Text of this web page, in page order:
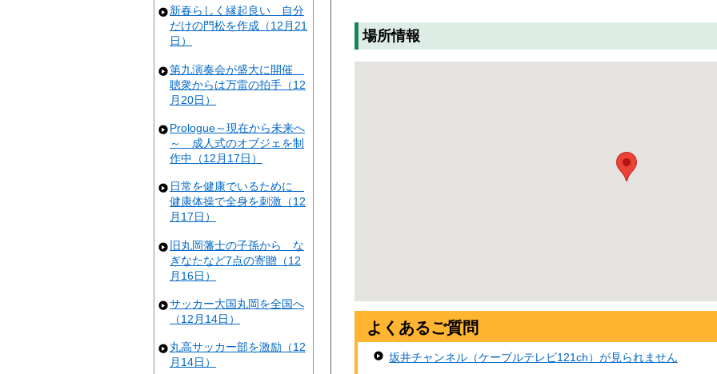
新春らしく縁起良い 自分
だけの門松を作成（12月21
日）
第九演奏会が盛大に開催
聴衆からは万雷の拍手（12
月20日）
Prologue～現在から未来へ
～ 成人式のオブジェを制
作中（12月17日）
日常を健康でいるために
健康体操で全身を刺激（12
月17日）
旧丸岡藩士の子孫から な
ぎなたなど7点の寄贈（12
月16日）
サッカー大国丸岡を全国へ
（12月14日）
丸高サッカー部を激励（12
月14日）
場所情報
よくあるご質問
坂井チャンネル（ケーブルテレビ121ch）が見られません